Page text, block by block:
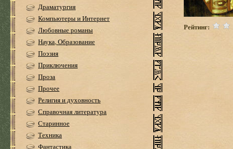
Драматургия
Компьютеры и Интернет
Любовные романы
Наука, Образование
Поэзия
Приключения
Проза
Прочее
Религия и духовность
Справочная литература
Старинное
Техника
Фантастика
Рейтинг: